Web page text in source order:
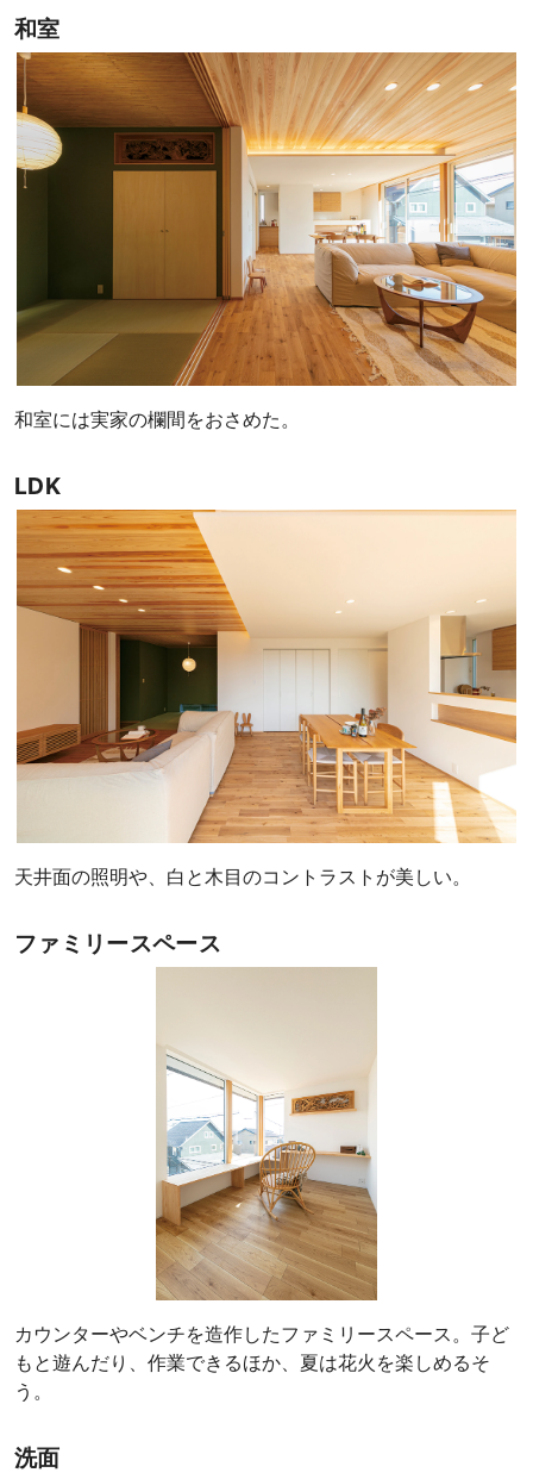
和室
和室には実家の欄間をおさめた。
LDK
天井面の照明や、白と木目のコントラストが美しい。
ファミリースペース
カウンターやベンチを造作したファミリースペース。子ど
もと遊んだり、作業できるほか、夏は花火を楽しめるそ
う。
洗面